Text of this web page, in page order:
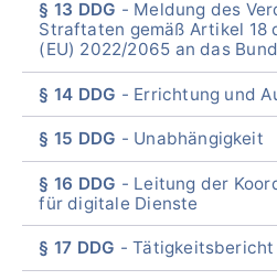
§ 13 DDG
Meldung des
Straftaten gemäß Artikel 18
(EU) 2022/2065 an das
§ 14 DDG Errichtung und
§ 15 DDG Unabhängigkeit
§ 16 DDG
Leitung der
für digitale Dienste
§ 17 DDG Tätigkeitsbericht